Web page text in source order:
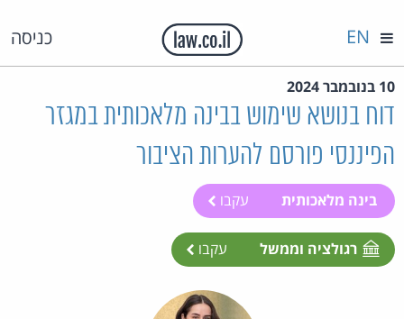
כניסה EN
10 בנובמבר 2024
דוח בנושא שימוש בבינה מלאכותית במגזר
הפיננסי פורסם להערות הציבור
בינה מלאכותית עקבו
רגולציה וממשל עקבו